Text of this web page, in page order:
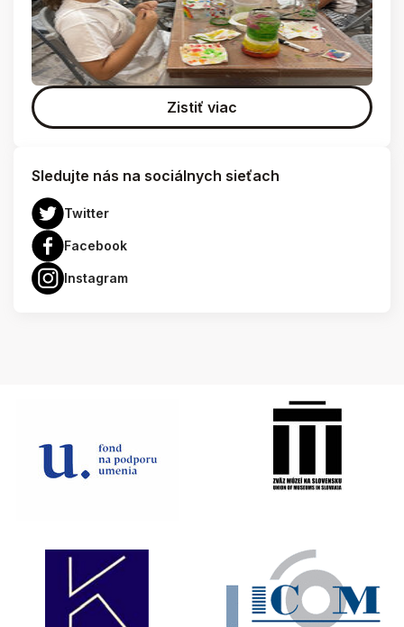
Zistiť viac
Sledujte nás na sociálnych sieťach
Twitter
Facebook
Instagram